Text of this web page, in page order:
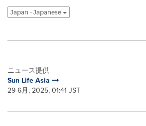
Japan - Japanese
ニュース提供
Sun Life Asia
29 6月, 2025, 01:41 JST